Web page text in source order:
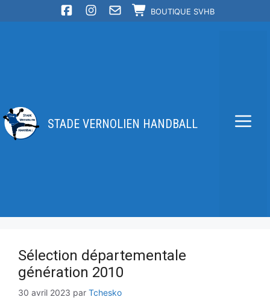
BOUTIQUE SVHB
STADE VERNOLIEN HANDBALL
Sélection départementale
génération 2010
30 avril 2023 par Tchesko